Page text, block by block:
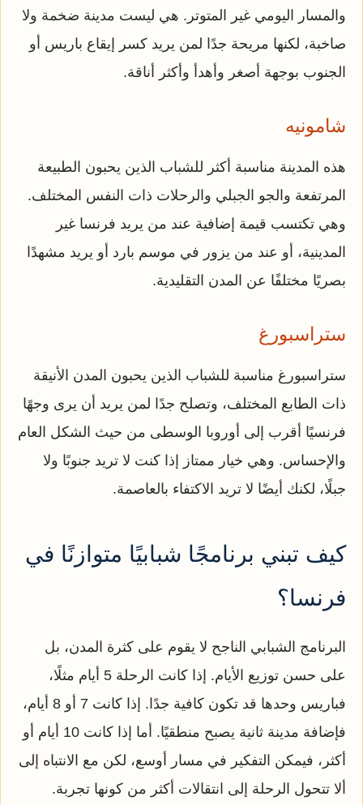
والمسار اليومي غير المتوتر. هي ليست مدينة ضخمة ولا
صاخبة، لكنها مريحة جدًا لمن يريد كسر إيقاع باريس أو
الجنوب بوجهة أصغر وأهدأ وأكثر أناقة.
شامونيه
هذه المدينة مناسبة أكثر للشباب الذين يحبون الطبيعة
المرتفعة والجو الجبلي والرحلات ذات النفس المختلف.
وهي تكتسب قيمة إضافية عند من يريد فرنسا غير
المدينية، أو عند من يزور في موسم بارد أو يريد مشهدًا
بصريًا مختلفًا عن المدن التقليدية.
ستراسبورغ
ستراسبورغ مناسبة للشباب الذين يحبون المدن الأنيقة
ذات الطابع المختلف، وتصلح جدًا لمن يريد أن يرى وجهًا
فرنسيًا أقرب إلى أوروبا الوسطى من حيث الشكل العام
والإحساس. وهي خيار ممتاز إذا كنت لا تريد جنوبًا ولا
جبلًا، لكنك أيضًا لا تريد الاكتفاء بالعاصمة.
كيف تبني برنامجًا شبابيًا متوازنًا في
فرنسا؟
البرنامج الشبابي الناجح لا يقوم على كثرة المدن، بل
على حسن توزيع الأيام. إذا كانت الرحلة 5 أيام مثلًا،
فباريس وحدها قد تكون كافية جدًا. إذا كانت 7 أو 8 أيام،
فإضافة مدينة ثانية يصبح منطقيًا. أما إذا كانت 10 أيام أو
أكثر، فيمكن التفكير في مسار أوسع، لكن مع الانتباه إلى
ألا تتحول الرحلة إلى انتقالات أكثر من كونها تجربة.